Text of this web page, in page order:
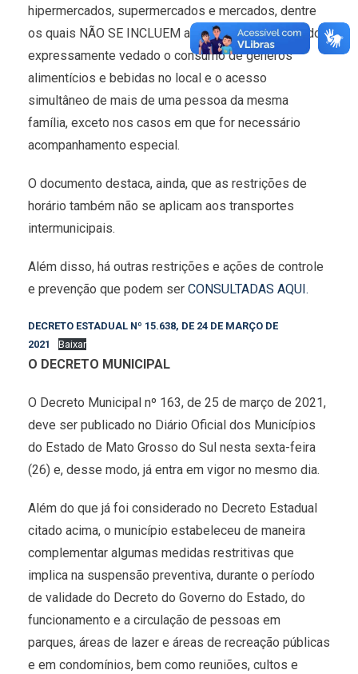
hipermercados, supermercados e mercados, dentre
os quais NÃO SE INCLUEM as conveniências, sendo
expressamente vedado o consumo de gêneros
alimentícios e bebidas no local e o acesso
simultâneo de mais de uma pessoa da mesma
família, exceto nos casos em que for necessário
acompanhamento especial.
O documento destaca, ainda, que as restrições de
horário também não se aplicam aos transportes
intermunicipais.
Além disso, há outras restrições e ações de controle
e prevenção que podem ser CONSULTADAS AQUI.
DECRETO ESTADUAL Nº 15.638, DE 24 DE MARÇO DE
2021
Baixar
O DECRETO MUNICIPAL
O Decreto Municipal nº 163, de 25 de março de 2021,
deve ser publicado no Diário Oficial dos Municípios
do Estado de Mato Grosso do Sul nesta sexta-feira
(26) e, desse modo, já entra em vigor no mesmo dia.
Além do que já foi considerado no Decreto Estadual
citado acima, o município estabeleceu de maneira
complementar algumas medidas restritivas que
implica na suspensão preventiva, durante o período
de validade do Decreto do Governo do Estado, do
funcionamento e a circulação de pessoas em
parques, áreas de lazer e áreas de recreação públicas
e em condomínios, bem como reuniões, cultos e